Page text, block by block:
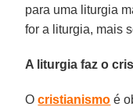
para uma liturgia
for a liturgia, mais
A liturgia faz o
Ocristianismo é